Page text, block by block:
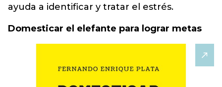
ayuda a identificar y tratar el estrés.
Domesticar el elefante para lograr metas